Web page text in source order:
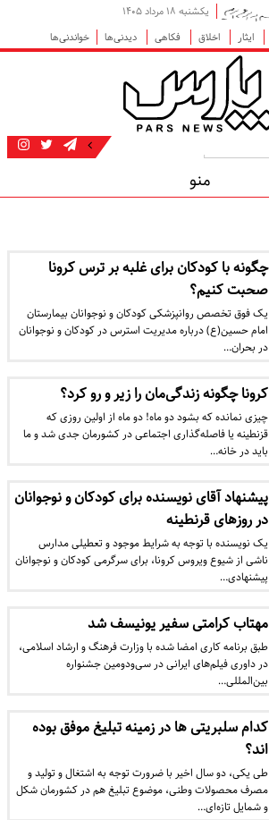
یکشنبه ۱۸ مرداد ۱۴۰۵
ایثار اخلاق فکاهی دیدنی‌ها خواندنی‌ها
منو
چگونه با کودکان برای غلبه بر ترس کرونا
صحبت کنیم؟
یک فوق تخصص روانپزشکی کودکان و نوجوانان بیمارستان
امام حسین(ع) درباره مدیریت استرس در کودکان و نوجوانان
در بحران…
کرونا چگونه زندگی‌مان را زیر و رو کرد؟
چیزی نمانده که بشود دو ماه! دو ماه از اولین روزی که
قزنطینه یا فاصله‌گذاری اجتماعی در کشورمان جدی شد و ما
باید در خانه…
پیشنهاد آقای نویسنده برای کودکان و نوجوانان
در روزهای قرنطینه
یک نویسنده با توجه به شرایط موجود و تعطیلی مدارس
ناشی از شیوع ویروس کرونا، برای سرگرمی کودکان و نوجوانان
پیشنهادی…
مهتاب کرامتی سفیر یونیسف شد
طبق برنامه کاری امضا شده با وزارت فرهنگ و ارشاد اسلامی،
در داوری فیلم‌های ایرانی در سی‌ودومین جشنواره
بین‌المللی…
کدام سلبریتی ها در زمینه تبلیغ موفق بوده
اند؟
طی یکی، دو سال اخیر با ضرورت توجه به اشتغال و تولید و
مصرف محصولات وطنی، موضوع تبلیغ هم در کشورمان شکل
و شمایل تازه‌ای…